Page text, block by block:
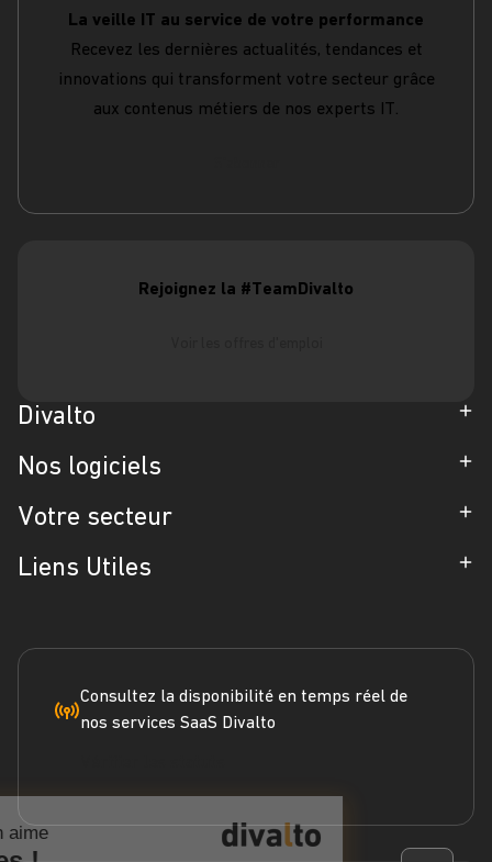
La veille IT au service de votre performance
Recevez les dernières actualités, tendances et
innovations qui transforment votre secteur grâce
aux contenus métiers de nos experts IT.
Rejoignez la #TeamDivalto
Divalto
Entreprise
Partenaires
Blog
Engagement RSE
Nos logiciels
ERP
CRM
Votre secteur
Industrie
Liens Utiles
Marketplace
Dossier ERP
Webinars
Consultez la disponibilité en temps réel de
nos services SaaS Divalto
Chez Divalto on aime